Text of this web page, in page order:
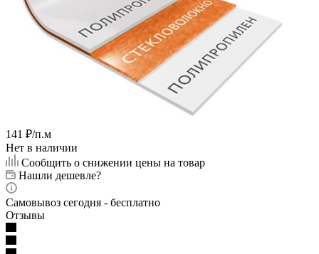
141 ₽/п.м
Нет в наличии
Сообщить о снижении цены на товар
Нашли дешевле?
Самовывоз сегодня - бесплатно
Отзывы